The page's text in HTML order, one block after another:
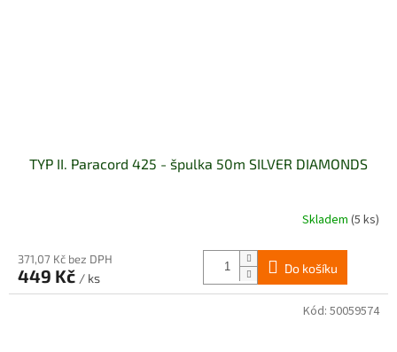
TYP II. Paracord 425 - špulka 50m SILVER DIAMONDS
Skladem (5 ks)
371,07 Kč bez DPH
449 Kč / ks
Do košíku
Kód: 50059574